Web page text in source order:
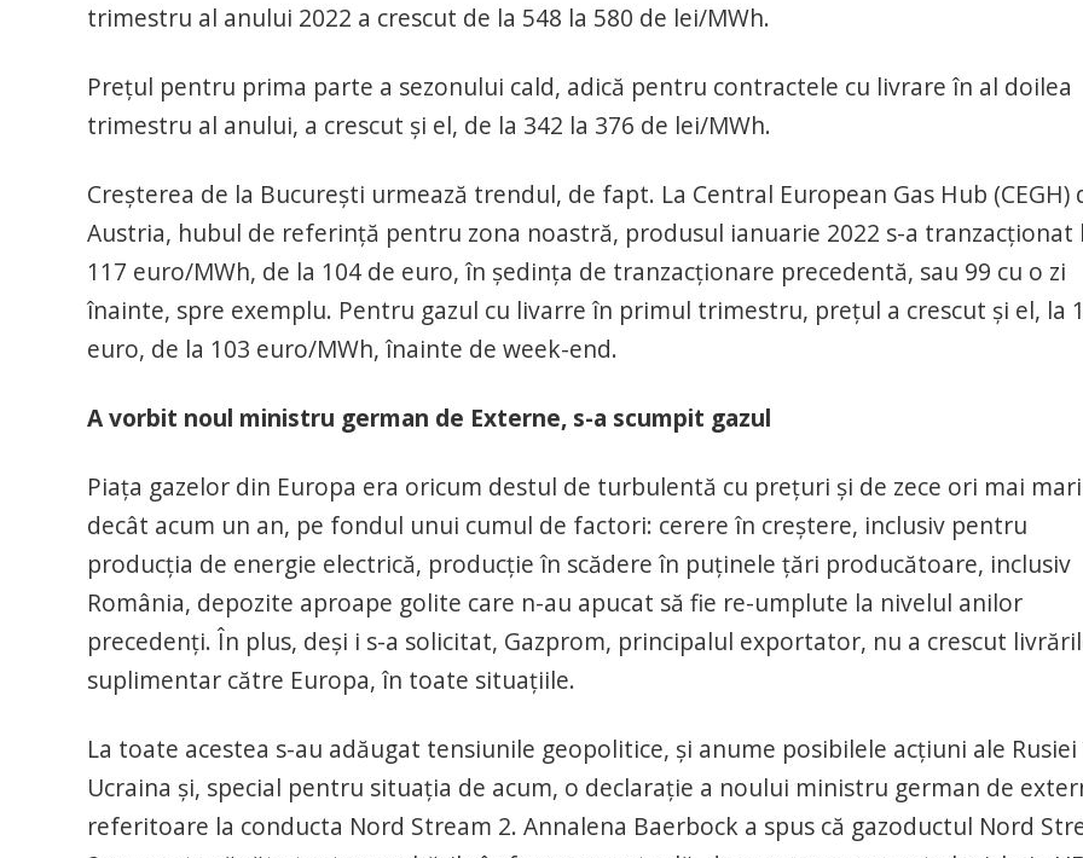
trimestru al anului 2022 a crescut de la 548 la 580 de lei/MWh.
Prețul pentru prima parte a sezonului cald, adică pentru contractele cu livrare în al doilea
trimestru al anului, a crescut și el, de la 342 la 376 de lei/MWh.
Creșterea de la București urmează trendul, de fapt. La Central European Gas Hub (CEGH)
Austria, hubul de referință pentru zona noastră, produsul ianuarie 2022 s-a tranzacționat
117 euro/MWh, de la 104 de euro, în ședința de tranzacționare precedentă, sau 99 cu o zi
înainte, spre exemplu. Pentru gazul cu livarre în primul trimestru, prețul a crescut și el, la
euro, de la 103 euro/MWh, înainte de week-end.
A vorbit noul ministru german de Externe, s-a scumpit gazul
Piața gazelor din Europa era oricum destul de turbulentă cu prețuri și de zece ori mai mari
decât acum un an, pe fondul unui cumul de factori: cerere în creștere, inclusiv pentru
producția de energie electrică, producție în scădere în puținele țări producătoare, inclusiv
România, depozite aproape golite care n-au apucat să fie re-umplute la nivelul anilor
precedenți. În plus, deși i s-a solicitat, Gazprom, principalul exportator, nu a crescut
suplimentar către Europa, în toate situațiile.
La toate acestea s-au adăugat tensiunile geopolitice, și anume posibilele acțiuni ale Rusiei
Ucraina și, special pentru situația de acum, o declarație a noului ministru german de
referitoare la conducta Nord Stream 2. Annalena Baerbock a spus că gazoductul Nord